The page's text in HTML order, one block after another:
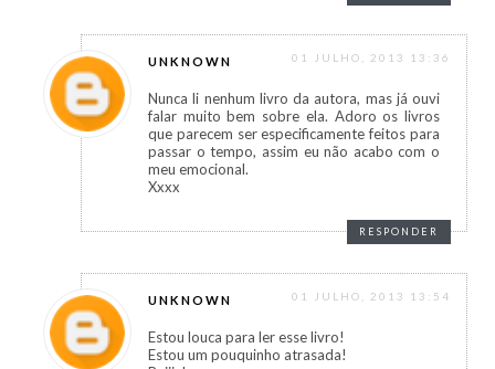
UNKNOWN 01 JULHO, 2013 13:36
Nunca li nenhum livro da autora, mas já ouvi
falar muito bem sobre ela. Adoro os livros
que parecem ser especificamente feitos para
passar o tempo, assim eu não acabo com o
meu emocional.
Xxxx
RESPONDER
UNKNOWN 01 JULHO, 2013 13:54
Estou louca para ler esse livro!
Estou um pouquinho atrasada!